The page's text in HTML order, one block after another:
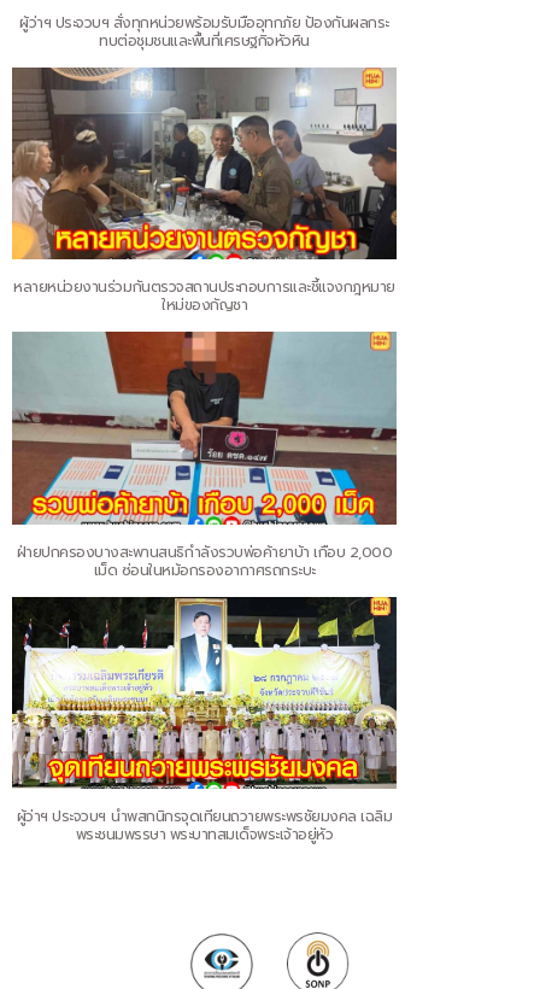
ผู้ว่าฯ ประจวบฯ สั่งทุกหน่วยพร้อมรับมืออุทกภัย ป้องกันผลกระ
ทบต่อชุมชนและพื้นที่เศรษฐกิจหัวหิน
หลายหน่วยงานร่วมกันตรวจสถานประกอบการและชี้แจงกฎหมาย
ใหม่ของกัญชา
ฝ่ายปกครองบางสะพานสนธิกำลังรวบพ่อค้ายาบ้า เกือบ 2,000
เม็ด ซ่อนในหม้อกรองอากาศรถกระบะ
ผู้ว่าฯ ประจวบฯ นำพสกนิกรจุดเทียนถวายพระพรชัยมงคล เฉลิม
พระชนมพรรษา พระบาทสมเด็จพระเจ้าอยู่หัว